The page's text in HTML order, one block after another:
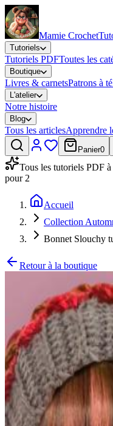
Mamie Crochet
Tutoriels
Tutoriels PDFToutes les
Boutique
Livres & carnetsPatrons à
L'atelier
Notre histoire
Blog
Tous les articlesApprendre
Panier0
Tous les tutoriels PDF
pour 2
Accueil
Collection
Bonnet Slouchy
Retour à la boutique